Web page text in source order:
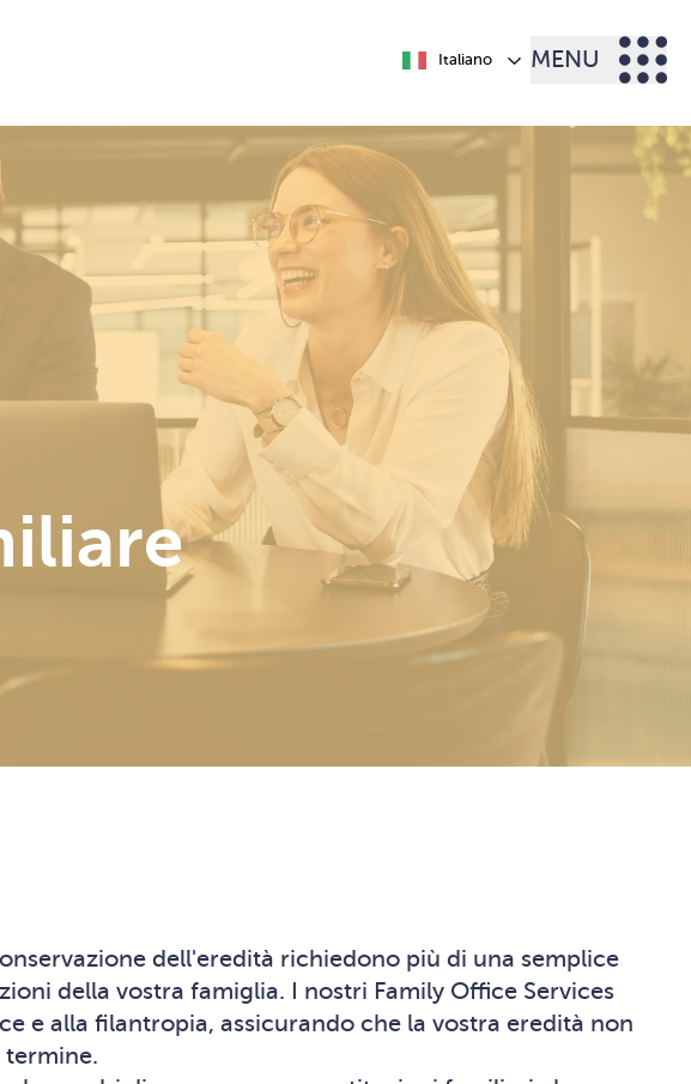
Italiano MENU
dell'eredità richiedono più di una semplice
della vostra famiglia. I nostri Family Office Services
e alla filantropia, assicurando che la vostra eredità non